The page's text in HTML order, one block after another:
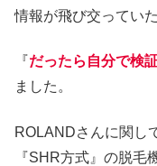
情報が飛び交っていた
『 だったら自分で検
ました。
ROLANDさんに関し
『SHR方式』の脱毛